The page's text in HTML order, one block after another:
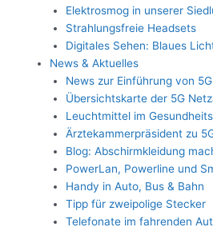
Elektrosmog in unserer
Strahlungsfreie Headsets
Digitales Sehen: Blaues
News & Aktuelles
News zur Einführung von 5G
Übersichtskarte der 5G
Leuchtmittel im
Ärztekammerpräsident zu
Blog: Abschirmkleidung
PowerLan, Powerline und
Handy in Auto, Bus & Bahn
Tipp für zweipolige Stecker
Telefonate im fahrenden